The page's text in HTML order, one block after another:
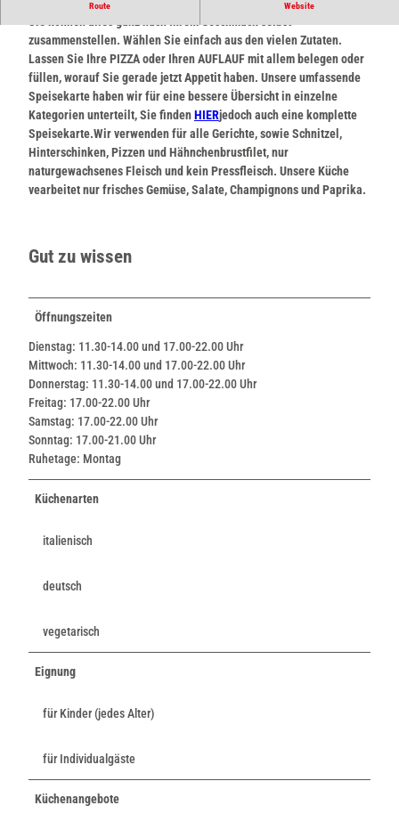
Route Website
zusammenstellen. Wählen Sie einfach aus den vielen Zutaten.
Lassen Sie Ihre PIZZA oder Ihren AUFLAUF mit allem belegen oder
füllen, worauf Sie gerade jetzt Appetit haben. Unsere umfassende
Speisekarte haben wir für eine bessere Übersicht in einzelne
Kategorien unterteilt, Sie findenHIERjedoch auch eine komplette
Speisekarte.Wir verwenden für alle Gerichte, sowie Schnitzel,
Hinterschinken, Pizzen und Hähnchenbrustfilet, nur
naturgewachsenes Fleisch und kein Pressfleisch. Unsere Küche
vearbeitet nur frisches Gemüse, Salate, Champignons und Paprika.
Gut zu wissen
Öffnungszeiten
Dienstag: 11.30-14.00 und 17.00-22.00 Uhr
Mittwoch: 11.30-14.00 und 17.00-22.00 Uhr
Donnerstag: 11.30-14.00 und 17.00-22.00 Uhr
Freitag: 17.00-22.00 Uhr
Samstag: 17.00-22.00 Uhr
Sonntag: 17.00-21.00 Uhr
Ruhetage: Montag
Küchenarten
italienisch
deutsch
vegetarisch
Eignung
für Kinder (jedes Alter)
für Individualgäste
Küchenangebote